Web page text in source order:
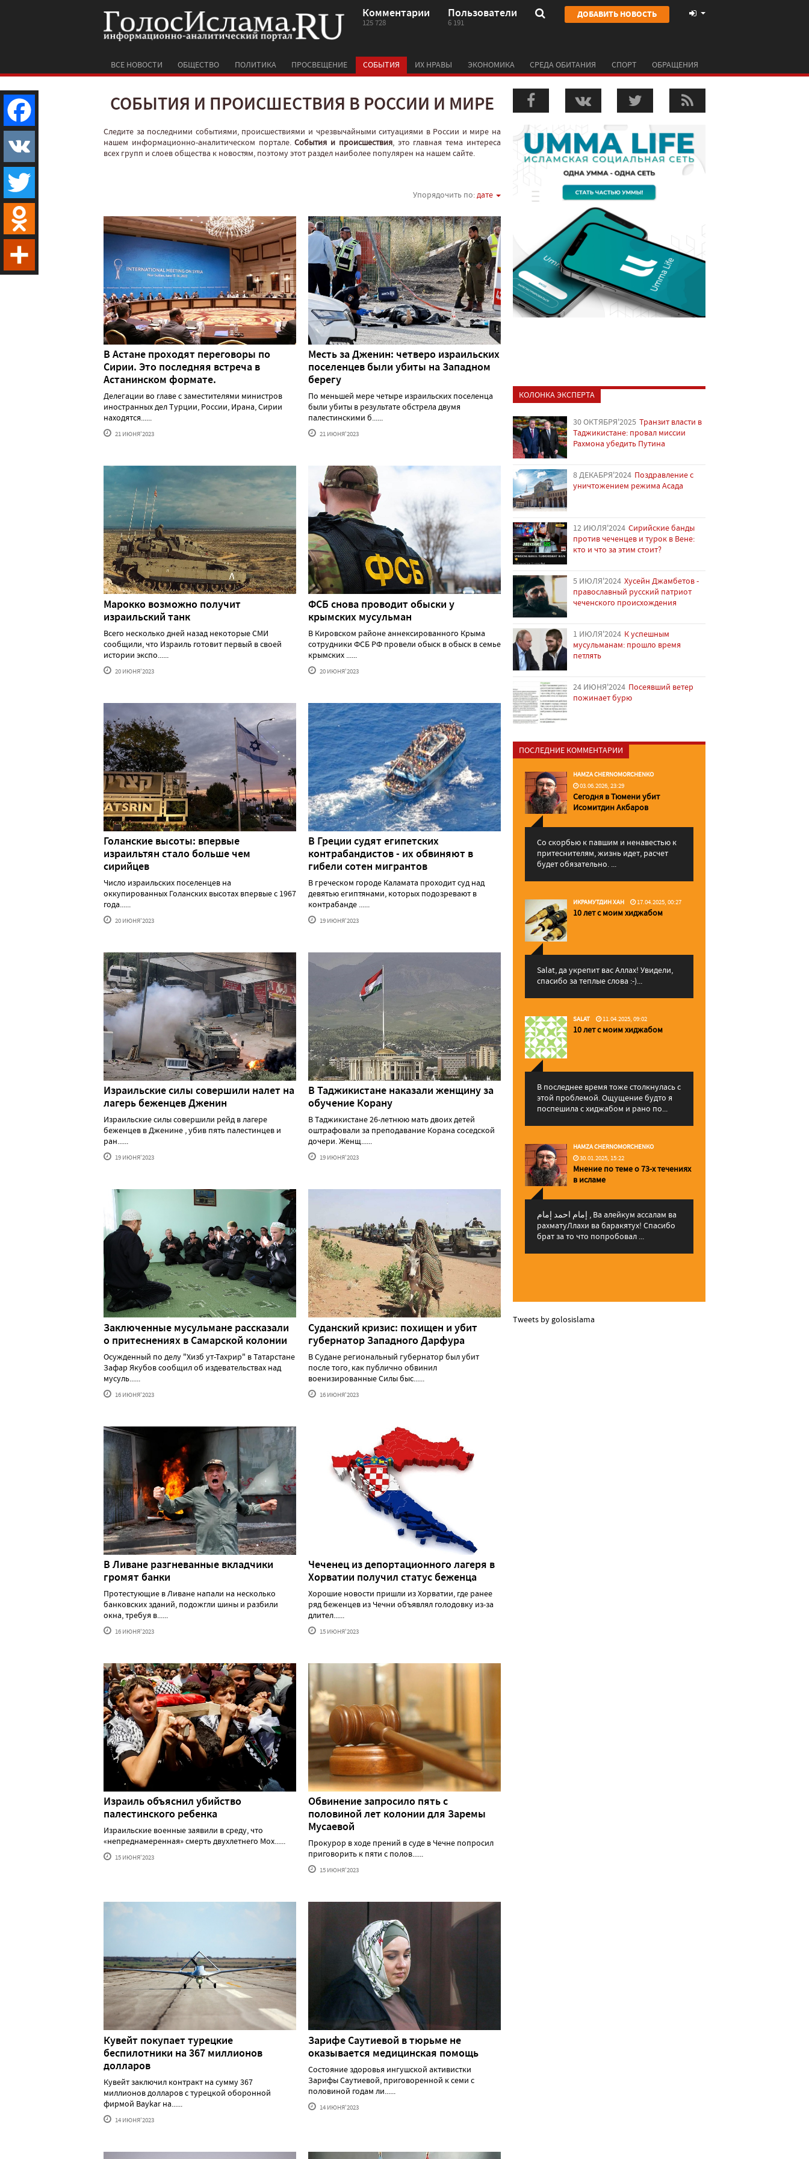
Комментарии
125 728
Пользователи
6 191
ДОБАВИТЬ НОВОСТЬ
ВСЕ НОВОСТИ ОБЩЕСТВО ПОЛИТИКА ПРОСВЕЩЕНИЕ СОБЫТИЯ ИХ НРАВЫ ЭКОНОМИКА СРЕДА ОБИТАНИЯ СПОРТ ОБРАЩЕНИЯ
СОБЫТИЯ И ПРОИСШЕСТВИЯ В РОССИИ И МИРЕ
Следите за последними событиями, происшествиями и чрезвычайными ситуациями в России и мире на
нашем информационно-аналитическом портале.События и происшествия, это главная тема интереса
всех групп и слоев общества к новостям, поэтому этот раздел наиболее популярен на нашем сайте.
Упорядочить по:дате
В Астане проходят переговоры по
Сирии. Это последняя встреча в
Астанинском формате.
Делегации во главе с заместителями министров
иностранных дел Турции, России, Ирана, Сирии
находятся......
21 ИЮНЯ'2023
Месть за Дженин: четверо израильских
поселенцев были убиты на Западном
берегу
По меньшей мере четыре израильских поселенца
были убиты в результате обстрела двумя
палестинскими б......
21 ИЮНЯ'2023
Марокко возможно получит
израильский танк
Всего несколько дней назад некоторые СМИ
сообщили, что Израиль готовит первый в своей
истории экспо......
20 ИЮНЯ'2023
ФСБ снова проводит обыски у
крымских мусульман
В Кировском районе аннексированного Крыма
сотрудники ФСБ РФ провели обыск в обыск в семье
крымских ......
20 ИЮНЯ'2023
Голанские высоты: впервые
израильтян стало больше чем
сирийцев
Число израильских поселенцев на
оккупированных Голанских высотах впервые с 1967
года......
20 ИЮНЯ'2023
В Греции судят египетских
контрабандистов - их обвиняют в
гибели сотен мигрантов
В греческом городе Каламата проходит суд над
девятью египтянами, которых подозревают в
контрабанде ......
19 ИЮНЯ'2023
Израильские силы совершили налет на
лагерь беженцев Дженин
Израильские силы совершили рейд в лагере
беженцев в Дженине , убив пять палестинцев и
ран......
19 ИЮНЯ'2023
В Таджикистане наказали женщину за
обучение Корану
В Таджикистане 26-летнюю мать двоих детей
оштрафовали за преподавание Корана соседской
дочери. Женщ......
19 ИЮНЯ'2023
Заключенные мусульмане рассказали
о притеснениях в Самарской колонии
Осужденный по делу "Хизб ут-Тахрир" в Татарстане
Зафар Якубов сообщил об издевательствах над
мусуль......
16 ИЮНЯ'2023
Суданский кризис: похищен и убит
губернатор Западного Дарфура
В Судане региональный губернатор был убит
после того, как публично обвинил
военизированные Силы быс......
16 ИЮНЯ'2023
В Ливане разгневанные вкладчики
громят банки
Протестующие в Ливане напали на несколько
банковских зданий, подожгли шины и разбили
окна, требуя в......
16 ИЮНЯ'2023
Чеченец из депортационного лагеря в
Хорватии получил статус беженца
Хорошие новости пришли из Хорватии, где ранее
ряд беженцев из Чечни объявлял голодовку из-за
длител......
15 ИЮНЯ'2023
Израиль объяснил убийство
палестинского ребенка
Израильские военные заявили в среду, что
«непреднамеренная» смерть двухлетнего Мох......
15 ИЮНЯ'2023
Обвинение запросило пять с
половиной лет колонии для Заремы
Мусаевой
Прокурор в ходе прений в суде в Чечне попросил
приговорить к пяти с полов......
15 ИЮНЯ'2023
Кувейт покупает турецкие
беспилотники на 367 миллионов
долларов
Кувейт заключил контракт на сумму 367
миллионов долларов с турецкой оборонной
фирмой Baykar на......
14 ИЮНЯ'2023
Зарифе Саутиевой в тюрьме не
оказывается медицинская помощь
Состояние здоровья ингушской активистки
Зарифы Саутиевой, приговоренной к семи с
половиной годам ли......
14 ИЮНЯ'2023
КОЛОНКА ЭКСПЕРТА
30 ОКТЯБРЯ'2025 Транзит власти в
Таджикистане: провал миссии
Рахмона убедить Путина
8 ДЕКАБРЯ'2024 Поздравление с
уничтожением режима Асада
12 ИЮЛЯ'2024 Сирийские банды
против чеченцев и турок в Вене:
кто и что за этим стоит?
5 ИЮЛЯ'2024 Хусейн Джамбетов -
православный русский патриот
чеченского происхождения
1 ИЮЛЯ'2024 К успешным
мусульманам: прошло время
петлять
24 ИЮНЯ'2024 Посеявший ветер
пожинает бурю
ПОСЛЕДНИЕ КОММЕНТАРИИ
HAMZA CHERNOMORCHENKO
03.06.2026, 23:29
Сегодня в Тюмени убит
Исомитдин Акбаров
Со скорбью к павшим и ненавестью к
притеснителям, жизнь идет, расчет
будет обязательно. ...
ИКРАМУТДИН ХАН 17.04.2025, 00:27
10 лет с моим хиджабом
Salat, да укрепит вас Аллаx! Увидели,
спасибо за теплые слова :-)...
SALAT 11.04.2025, 09:02
10 лет с моим хиджабом
В последнее время тоже столкнулась с
этой проблемой. Ощущение будто я
поспешила с хиджабом и рано по...
HAMZA CHERNOMORCHENKO
30.01.2025, 15:22
Мнение по теме о 73-х течениях
в исламе
إمام احمد إمام , Ва алейкум ассалам ва
рахматуЛлахи ва баракятух! Спасибо
брат за то что попробовал ...
Tweets by golosislama
Facebook
VK
Twitter
Odnoklassniki